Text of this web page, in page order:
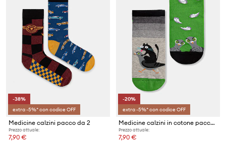
-38%
extra -5%* con codice OFF
Medicine calzini pacco da 2
Prezzo attuale:
7,90 €
-20%
extra -5%* con codice OFF
Medicine calzini in cotone pacco da 2
Prezzo attuale:
7,90 €